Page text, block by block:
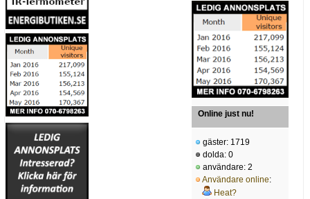
Online just nu!
gäster: 1719
dolda: 0
användare: 2
Användare online:
Heat?